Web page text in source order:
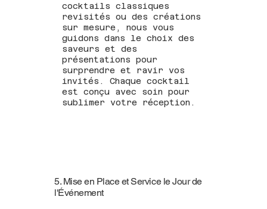
cocktails classiques
revisités ou des créations
sur mesure, nous vous
guidons dans le choix des
saveurs et des
présentations pour
surprendre et ravir vos
invités. Chaque cocktail
est conçu avec soin pour
sublimer votre réception.
5. Mise en Place et Service le Jour de
l'Événement